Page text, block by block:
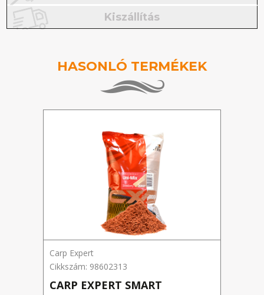
Kiszállítás
HASONLÓ TERMÉKEK
Carp Expert
Cikkszám: 98602313
CARP EXPERT SMART